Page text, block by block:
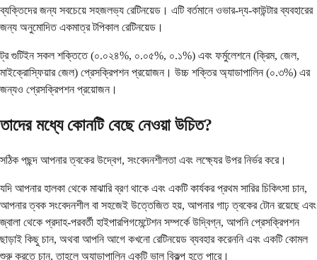
ব্যক্তিদের জন্য সবচেয়ে সহজলভ্য রেটিনয়েড। এটি বর্তমানে ওভার-দ্য-কাউন্টার ব্যবহারের
জন্য অনুমোদিত একমাত্র টপিকাল রেটিনয়েড।
ট্র গুটিইন সকল শক্তিতে (০.০২৪%, ০.০৫%, ০.১%) এবং ফর্মুলেশনে (ক্রিম, জেল,
মাইক্রোস্ফিয়ার জেল) প্রেসক্রিপশন প্রয়োজন। উচ্চ শক্তির অ্যাডাপালিন (০.৩%) এর
জন্যও প্রেসক্রিপশন প্রয়োজন।
তাদের মধ্যে কোনটি বেছে নেওয়া উচিত?
সঠিক পছন্দ আপনার ত্বকের উদ্বেগ, সংবেদনশীলতা এবং লক্ষ্যের উপর নির্ভর করে।
যদি আপনার হালকা থেকে মাঝারি ব্রণ থাকে এবং একটি কার্যকর প্রথম সারির চিকিৎসা চান,
আপনার ত্বক সংবেদনশীল বা সহজেই উত্তেজিত হয়, আপনার গাঢ় ত্বকের টোন রয়েছে এবং
জ্বালা থেকে প্রদাহ-পরবর্তী হাইপারপিগমেন্টেশন সম্পর্কে উদ্বিগ্ন, আপনি প্রেসক্রিপশন
ছাড়াই কিছু চান, অথবা আপনি আগে কখনো রেটিনয়েড ব্যবহার করেননি এবং একটি কোমল
শুরু করতে চান, তাহলে অ্যাডাপালিন একটি ভাল বিকল্প হতে পারে।